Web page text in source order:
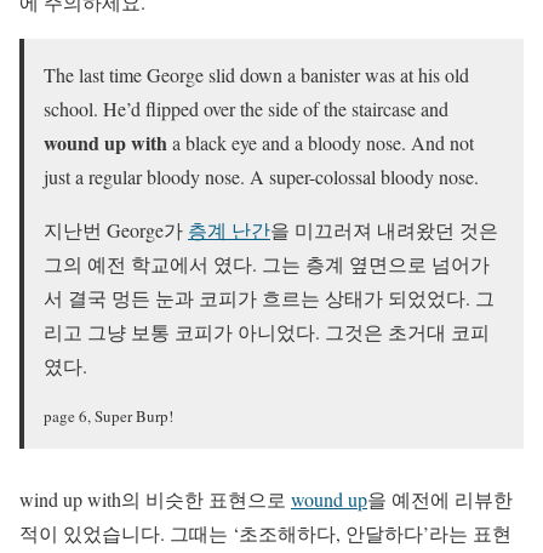
The last time George slid down a banister was at his old
school. He’d flipped over the side of the staircase and
wound up witha black eye and a bloody nose. And not
just a regular bloody nose. A super-colossal bloody nose.
지난번 George가 층계 난간을 미끄러져 내려왔던 것은
그의 예전 학교에서 였다. 그는 층계 옆면으로 넘어가
서 결국 멍든 눈과 코피가 흐르는 상태가 되었었다. 그
리고 그냥 보통 코피가 아니었다. 그것은 초거대 코피
였다.
page 6, Super Burp!
wind up with의 비슷한 표현으로 wound up을 예전에 리뷰한
적이 있었습니다. 그때는 ‘초조해하다, 안달하다’라는 표현